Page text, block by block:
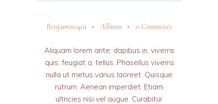
Benjamin0401 Albums 0 Comments
Aliquam lorem ante, dapibus in, viverra
quis, feugiat a, tellus. Phasellus viverra
nulla ut metus varius laoreet. Quisque
rutrum. Aenean imperdiet. Etiam
ultricies nisi vel augue. Curabitur